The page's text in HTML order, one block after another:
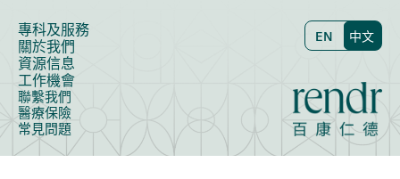
專科及服務
關於我們
資源信息
工作機會
聯繫我們
醫療保險
常見問題
EN 中文